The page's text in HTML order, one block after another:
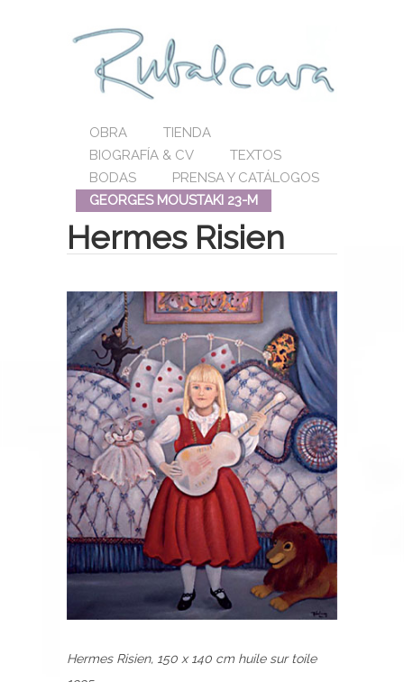
OBRA
TIENDA
BIOGRAFÍA & CV
TEXTOS
BODAS
PRENSA Y CATÁLOGOS
GEORGES MOUSTAKI 23-M
Hermes Risien
Hermes Risien, 150 x 140 cm huile sur toile